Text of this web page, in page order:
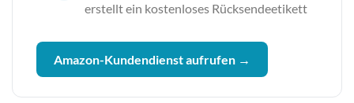
erstellt ein kostenloses Rücksendeetikett
Amazon-Kundendienst aufrufen →